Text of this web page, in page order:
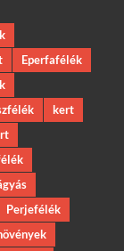
Eperfafélék
kert
Perjefélék